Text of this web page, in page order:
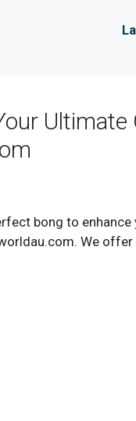
Ultimate
bong to
We offer